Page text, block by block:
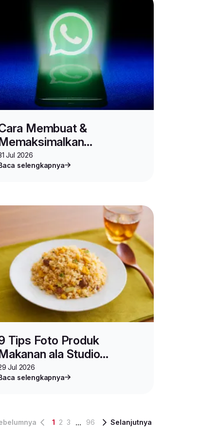
Membuat &
Community
Jualan
Jul 2026
selengkapnya
Tips Foto Produk
ala Studio
Hanya dengan
Jul 2026
selengkapnya
1 2 3 ... 96 Selanjutnya